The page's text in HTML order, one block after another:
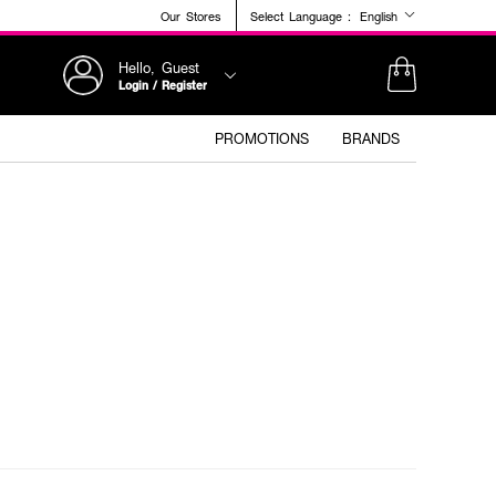
Our Stores Select Language : English
Hello, Guest
Login / Register
PROMOTIONS BRANDS